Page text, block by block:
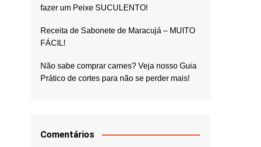
fazer um Peixe SUCULENTO!
Receita de Sabonete de Maracujá – MUITO
FÁCIL!
Não sabe comprar carnes? Veja nosso Guia
Prático de cortes para não se perder mais!
Comentários